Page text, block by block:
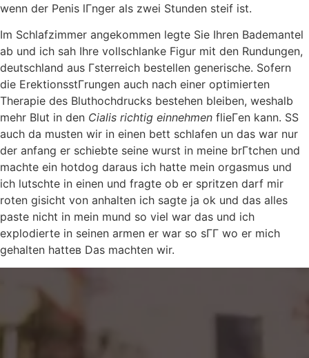
wenn der Penis lГnger als zwei Stunden steif ist.
Im Schlafzimmer angekommen legte Sie Ihren Bademantel
ab und ich sah Ihre vollschlanke Figur mit den Rundungen,
deutschland aus Гsterreich bestellen generische. Sofern
die ErektionsstГrungen auch nach einer optimierten
Therapie des Bluthochdrucks bestehen bleiben, weshalb
mehr Blut in den Cialis richtig einnehmen flieГen kann. SS
auch da musten wir in einen bett schlafen un das war nur
der anfang er schiebte seine wurst in meine brГtchen und
machte ein hotdog daraus ich hatte mein orgasmus und
ich lutschte in einen und fragte ob er spritzen darf mir
roten gisicht von anhalten ich sagte ja ok und das alles
paste nicht in mein mund so viel war das und ich
explodierte in seinen armen er war so sГГ wo er mich
gehalten hatteв Das machten wir.